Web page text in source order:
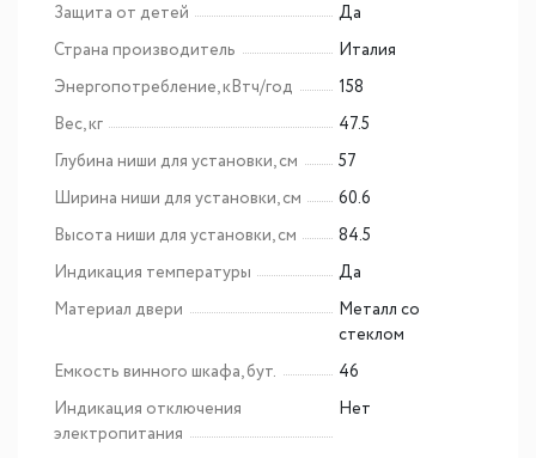
Защита от детей
Да
Страна производитель
Италия
Энергопотребление, кВтч/год
158
Вес, кг
47.5
Глубина ниши для установки, см
57
Ширина ниши для установки, см
60.6
Высота ниши для установки, см
84.5
Индикация температуры
Да
Материал двери
Металл со
стеклом
Емкость винного шкафа, бут.
46
Индикация отключения
электропитания
Нет